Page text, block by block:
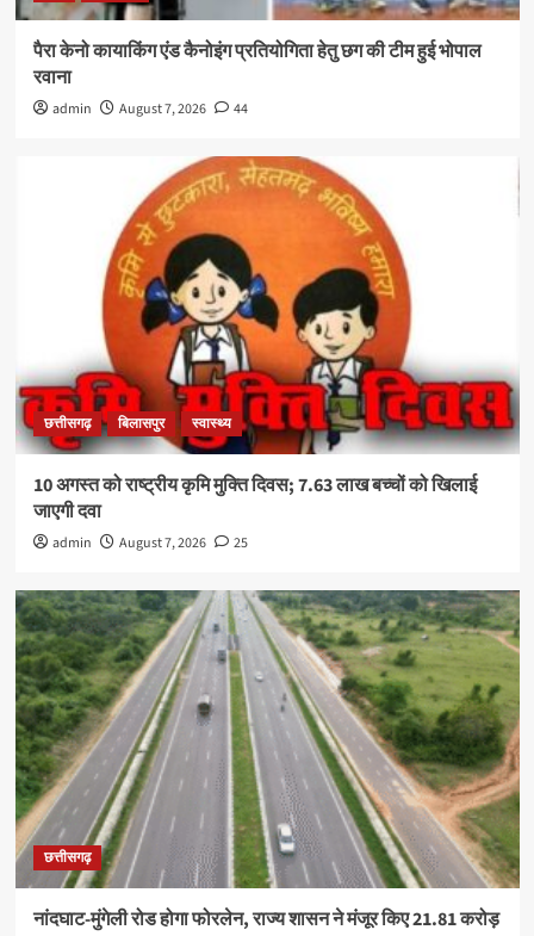
पैरा केनो कायाकिंग एंड कैनोइंग प्रतियोगिता हेतु छग की टीम हुई भोपाल
रवाना
admin August 7, 2026 44
छत्तीसगढ़ बिलासपुर स्वास्थ्य
10 अगस्त को राष्ट्रीय कृमि मुक्ति दिवस; 7.63 लाख बच्चों को खिलाई
जाएगी दवा
admin August 7, 2026 25
छत्तीसगढ़
नांदघाट-मुंगेली रोड होगा फोरलेन, राज्य शासन ने मंजूर किए 21.81 करोड़